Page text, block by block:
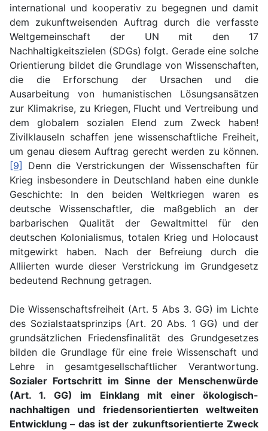
international und kooperativ zu begegnen und damit
dem zukunftweisenden Auftrag durch die verfasste
Weltgemeinschaft der UN mit den 17
Nachhaltigkeitszielen (SDGs) folgt. Gerade eine solche
Orientierung bildet die Grundlage von Wissenschaften,
die die Erforschung der Ursachen und die
Ausarbeitung von humanistischen Lösungsansätzen
zur Klimakrise, zu Kriegen, Flucht und Vertreibung und
dem globalem sozialen Elend zum Zweck haben!
Zivilklauseln schaffen jene wissenschaftliche Freiheit,
um genau diesem Auftrag gerecht werden zu können.
[9] Denn die Verstrickungen der Wissenschaften für
Krieg insbesondere in Deutschland haben eine dunkle
Geschichte: In den beiden Weltkriegen waren es
deutsche Wissenschaftler, die maßgeblich an der
barbarischen Qualität der Gewaltmittel für den
deutschen Kolonialismus, totalen Krieg und Holocaust
mitgewirkt haben. Nach der Befreiung durch die
Alliierten wurde dieser Verstrickung im Grundgesetz
bedeutend Rechnung getragen.
Die Wissenschaftsfreiheit (Art. 5 Abs 3. GG) im Lichte
des Sozialstaatsprinzips (Art. 20 Abs. 1 GG) und der
grundsätzlichen Friedensfinalität des Grundgesetzes
bilden die Grundlage für eine freie Wissenschaft und
Lehre in gesamtgesellschaftlicher Verantwortung.
Sozialer Fortschritt im Sinne der Menschenwürde
(Art. 1. GG) im Einklang mit einer ökologisch-
nachhaltigen und friedensorientierten weltweiten
Entwicklung – das ist der zukunftsorientierte Zweck